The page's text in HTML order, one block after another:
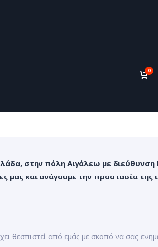
0
στην πόλη Αιγάλεω με διεύθυνση
μας και ανάγουμε την προστασία της
θεσπιστεί από εμάς με σκοπό να σας